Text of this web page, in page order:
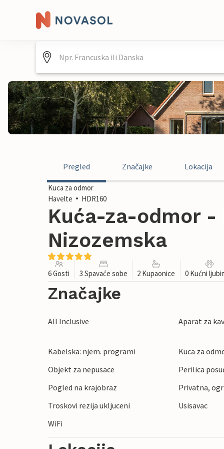
Pregled Značajke Lokacija
Kuca za odmor
Havelte
HDR160
Kuća-za-odmor -
Nizozemska
6 Gosti 3 Spavaće sobe 2 Kupaonice 0 Kućni
Značajke
All Inclusive Aparat za
Kabelska: njem. programi
Kuca za
Objekt za nepusace
Perilica
Pogled na krajobraz
Privatna,
Troskovi rezija ukljuceni
Usisavac
WiFi